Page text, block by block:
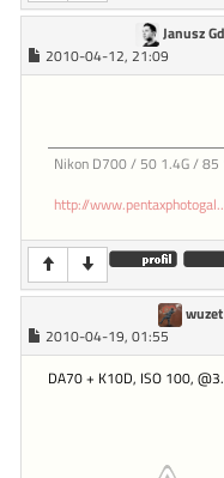
Janusz
2010-04-12, 21:09
Nikon D700 / 50 1.4G / 85
http://
wuzet
2010-04-19, 01:55
DA70 + K10D, ISO 100,